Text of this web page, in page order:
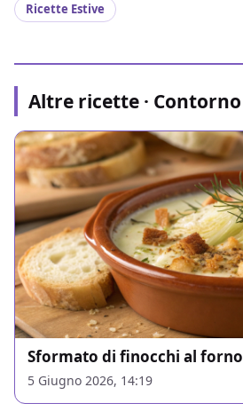
Ricette Estive
Altre ricette · Contorno
Sformato di finocchi al forno
5 Giugno 2026, 14:19